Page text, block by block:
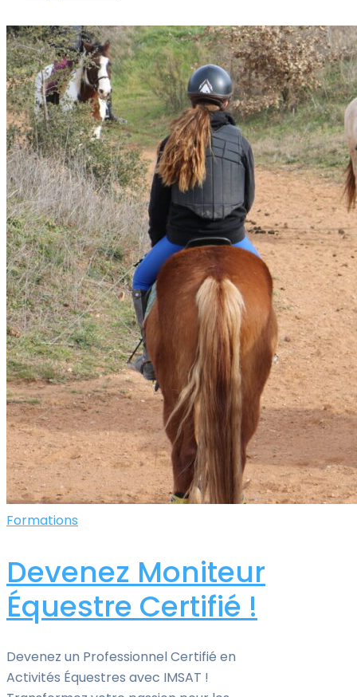
Formations
Devenez Moniteur
Équestre Certifié !
Devenez un Professionnel Certifié en
Activités Équestres avec IMSAT !